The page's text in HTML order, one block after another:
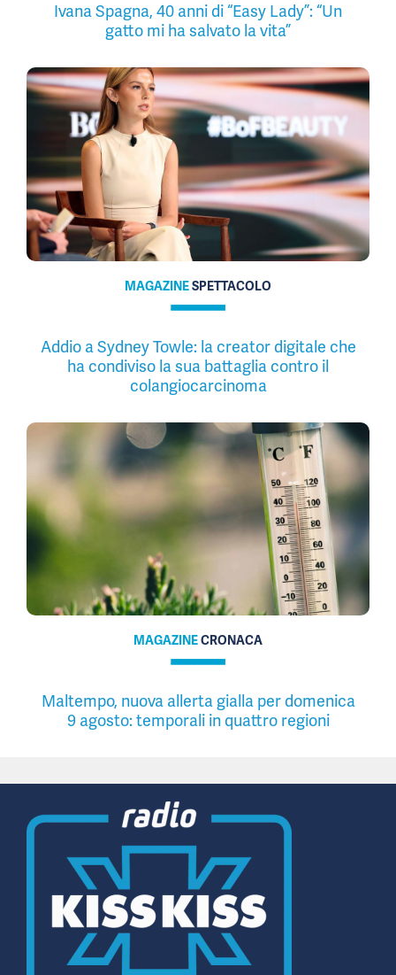
Ivana Spagna, 40 anni di “Easy Lady”: “Un
gatto mi ha salvato la vita”
MAGAZINESPETTACOLO
Addio a Sydney Towle: la creator digitale che
ha condiviso la sua battaglia contro il
colangiocarcinoma
MAGAZINECRONACA
Maltempo, nuova allerta gialla per domenica
9 agosto: temporali in quattro regioni